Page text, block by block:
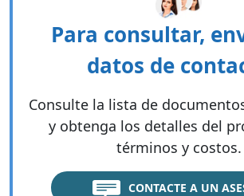
Para consultar,
datos de
Consulte la lista de
y obtenga los detalles del
términos y costos.
CONTACTE A UN